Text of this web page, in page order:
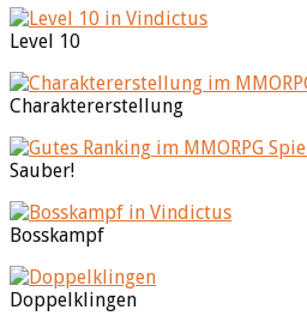
Level 10
Charaktererstellung
Sauber!
Bosskampf
Doppelklingen